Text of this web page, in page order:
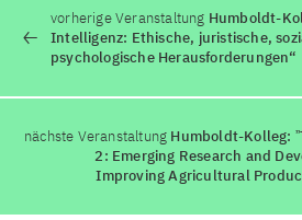
vorherige Veranstaltung Humboldt-
Intelligenz: Ethische, juristische,
psychologische Herausforderungen“
nächste Veranstaltung Humboldt-Kolleg:
2: Emerging Research and
Improving Agricultural